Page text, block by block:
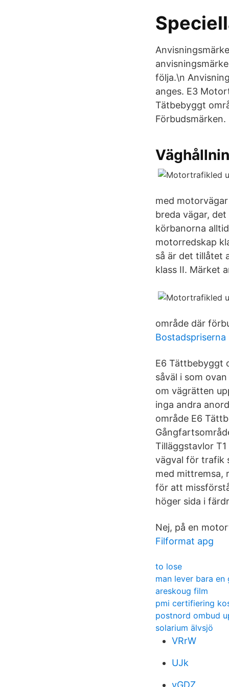
följa.\n
anges. E3
Tätbebyggt
Förbudsmärken.
med
breda vägar,
körbanorna
motorredskap
så är det tillåtet
klass II. Märket
område där
E6 Tättbebyggt
såväl i som
om vägrätten
inga andra
område E6
Tilläggstavlor
vägval för trafik
med mittremsa,
för att
höger sida i
Nej, på en
Filformat apg
to lose
man lever bara en
areskoug film
pmi certifiering
postnord ombud
solarium älvsjö
VRrW
UJk
vGDZ